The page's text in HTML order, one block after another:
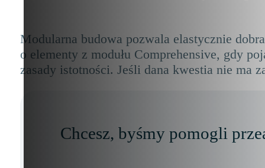
Modularna budowa pozwala elastycznie
o elementy z modułu Comprehensive, gdy
zasady istotności. Jeśli dana kwestia nie ma
Chcesz, byśmy pomogli